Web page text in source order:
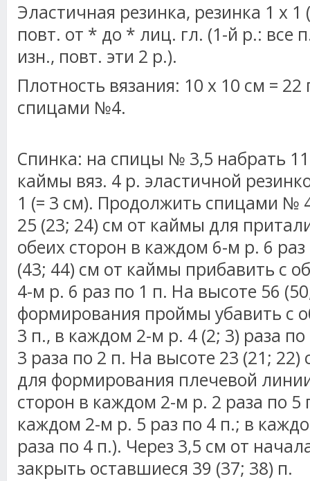
Эластичная резинка, резинка 1 x
повт. от * до * лиц. гл. (1-й р.: все
изн., повт. эти 2 р.).
Плотность вязания: 10 х 10 см =
спицами №4.
Спинка: на спицы № 3,5 набрать
каймы вяз. 4 р. эластичной
1 (= 3 см). Продолжить спицами №
25 (23; 24) см от каймы для
обеих сторон в каждом 6-м р. 6
(43; 44) см от каймы прибавить с
4-м р. 6 раз по 1 п. На высоте 56
формирования проймы убавить с
3 п., в каждом 2-м р. 4 (2; 3) раза
3 раза по 2 п. На высоте 23 (21;
для формирования плечевой
сторон в каждом 2-м р. 2 раза по 5
каждом 2-м р. 5 раз по 4 п.; в
раза по 4 п.). Через 3,5 см от
закрыть оставшиеся 39 (37; 38) п.